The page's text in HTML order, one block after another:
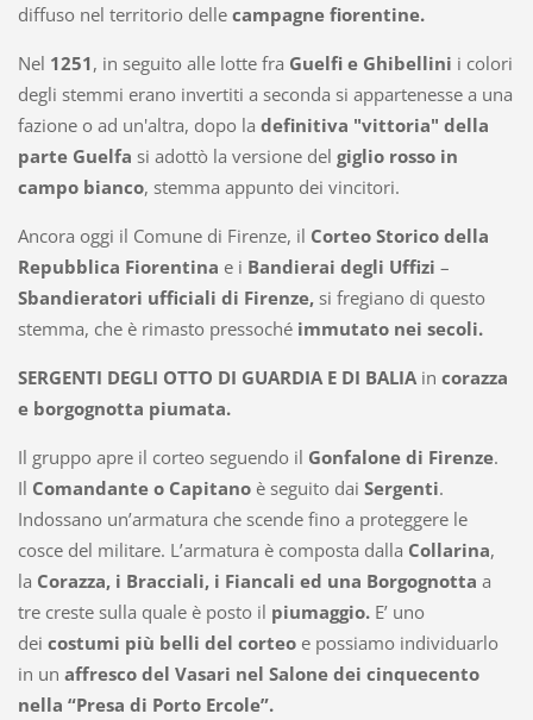
diffuso nel territorio delle campagne fiorentine.
Nel 1251, in seguito alle lotte fra Guelfi e Ghibellini i colori
degli stemmi erano invertiti a seconda si appartenesse a una
fazione o ad un'altra, dopo la definitiva "vittoria" della
parte Guelfa si adottò la versione del giglio rosso in
campo bianco, stemma appunto dei vincitori.
Ancora oggi il Comune di Firenze, il Corteo Storico della
Repubblica Fiorentina e i Bandierai degli Uffizi –
Sbandieratori ufficiali di Firenze,si fregiano di questo
stemma, che è rimasto pressoché immutato nei secoli.
SERGENTI DEGLI OTTO DI GUARDIA E DI BALIAin corazza
e borgognotta piumata.
Il gruppo apre il corteo seguendo il Gonfalone di Firenze.
Il Comandante o Capitanoè seguito dai Sergenti.
Indossano un’armatura che scende fino a proteggere le
cosce del militare. L’armatura è composta dalla Collarina,
la Corazza, i Bracciali, i Fiancali ed una Borgognotta a
tre creste sulla quale è posto il piumaggio.E’ uno
dei costumi più belli del corteoe possiamo individuarlo
in un affresco del Vasari nel Salone dei cinquecento
nella “Presa di Porto Ercole”.